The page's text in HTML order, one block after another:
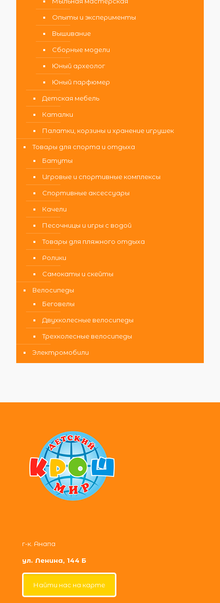
Опыты и эксперименты
Вышивание
Сборные модели
Юный археолог
Юный парфюмер
Детская мебель
Каталки
Палатки, корзины и хранение игрушек
Товары для спорта и отдыха
Батуты
Игровые и спортивные комплексы
Спортивные аксессуары
Качели
Песочницы и игры с водой
Товары для пляжного отдыха
Ролики
Самокаты и скейты
Велосипеды
Беговелы
Двухколесные велосипеды
Трехколесные велосипеды
Электромобили
г-к. Анапа
ул. Ленина, 144 Б
Найти нас на карте